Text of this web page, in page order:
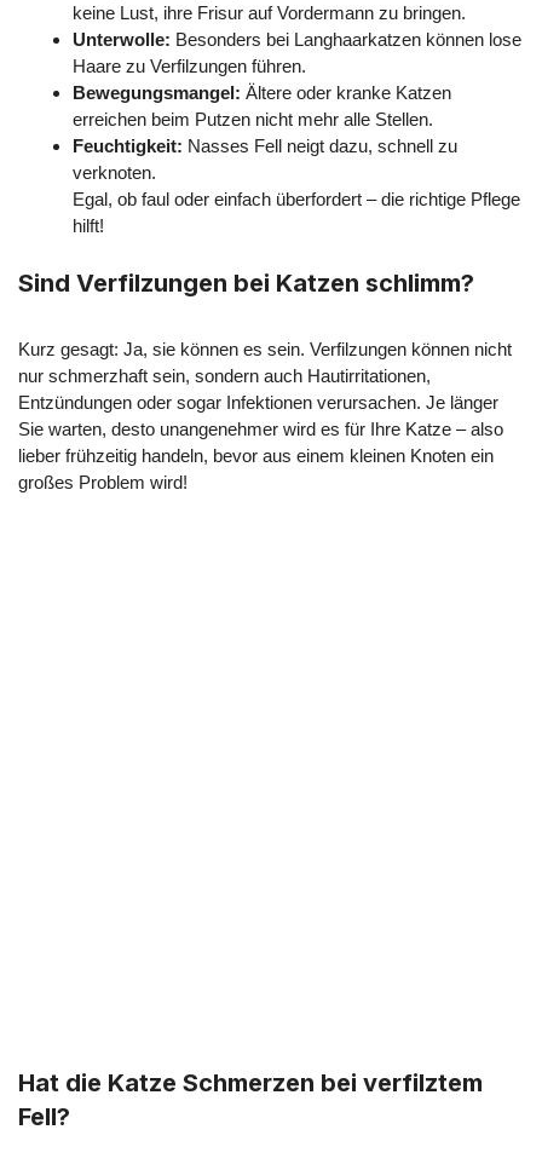
keine Lust, ihre Frisur auf Vordermann zu bringen.
Unterwolle: Besonders bei Langhaarkatzen können lose
Haare zu Verfilzungen führen.
Bewegungsmangel: Ältere oder kranke Katzen
erreichen beim Putzen nicht mehr alle Stellen.
Feuchtigkeit: Nasses Fell neigt dazu, schnell zu
verknoten.
Egal, ob faul oder einfach überfordert – die richtige Pflege
hilft!
Sind Verfilzungen bei Katzen schlimm?
Kurz gesagt: Ja, sie können es sein. Verfilzungen können nicht
nur schmerzhaft sein, sondern auch Hautirritationen,
Entzündungen oder sogar Infektionen verursachen. Je länger
Sie warten, desto unangenehmer wird es für Ihre Katze – also
lieber frühzeitig handeln, bevor aus einem kleinen Knoten ein
großes Problem wird!
Hat die Katze Schmerzen bei verfilztem
Fell?